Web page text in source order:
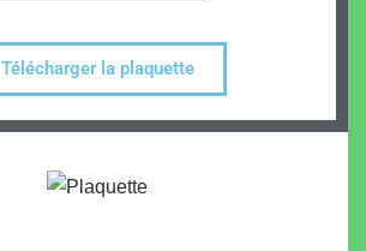
Télécharger la plaquette